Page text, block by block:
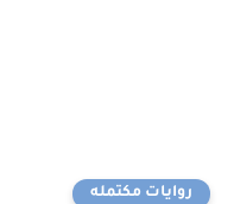
روايات مكتمله